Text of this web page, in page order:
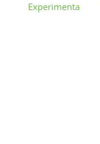
Experimenta